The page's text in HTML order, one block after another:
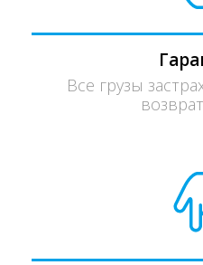
Все грузы